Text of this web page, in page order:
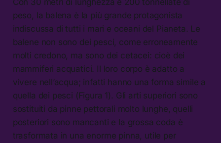
peso, la balena è la più grande protagonista
indiscussa di tutti i mari e oceani del Pianeta. Le
balene non sono dei pesci, come erroneamente
molti credono, ma sono dei cetacei: cioè dei
mammiferi acquatici. Il loro corpo è adatto a
vivere nell’acqua; infatti hanno una forma simile a
quella dei pesci (Figura 1). Gli arti superiori sono
sostituiti da pinne pettorali molto lunghe, quelli
posteriori sono mancanti e la grossa coda è
trasformata in una enorme pinna, utile per